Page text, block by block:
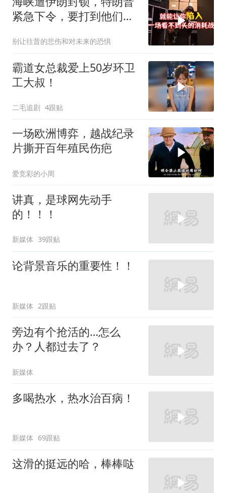
紧急下令，要打到他们承
别让往昔的悲伤和对未来的恐惧
霸道女总裁爱上50岁环卫
工大叔！
二毛追剧 4跟贴
一场欧洲博弈，越战纪录
片撕开百年殖民伤疤
爱竞彩的小周
讲真，是球网先动手
的！！！
新媒体 39跟贴
论背景音乐的重要性！！
新媒体 2跟贴
旁边有个抢活的…怎么
办？人都过去了？
新媒体
多喝热水，热水治百病！
新媒体 69跟贴
这滑的挺远的哈，棒棒哒